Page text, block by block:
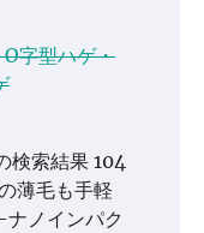
字型ハゲ・
検索結果 104
薄毛も手軽
ノインパク